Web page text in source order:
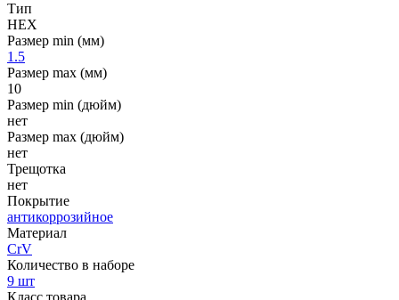
Тип
HEX
Размер min (мм)
1.5
Размер max (мм)
10
Размер min (дюйм)
нет
Размер max (дюйм)
нет
Трещотка
нет
Покрытие
антикоррозийное
Материал
CrV
Количество в наборе
9 шт